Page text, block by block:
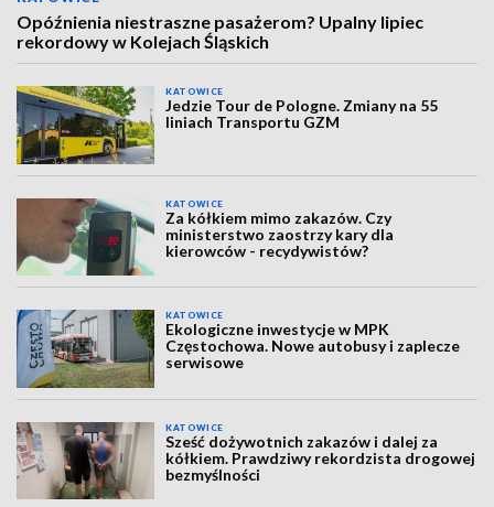
Opóźnienia niestraszne pasażerom? Upalny lipiec
rekordowy w Kolejach Śląskich
KATOWICE
Jedzie Tour de Pologne. Zmiany na 55
liniach Transportu GZM
KATOWICE
Za kółkiem mimo zakazów. Czy
ministerstwo zaostrzy kary dla
kierowców - recydywistów?
KATOWICE
Ekologiczne inwestycje w MPK
Częstochowa. Nowe autobusy i zaplecze
serwisowe
KATOWICE
Sześć dożywotnich zakazów i dalej za
kółkiem. Prawdziwy rekordzista drogowej
bezmyślności